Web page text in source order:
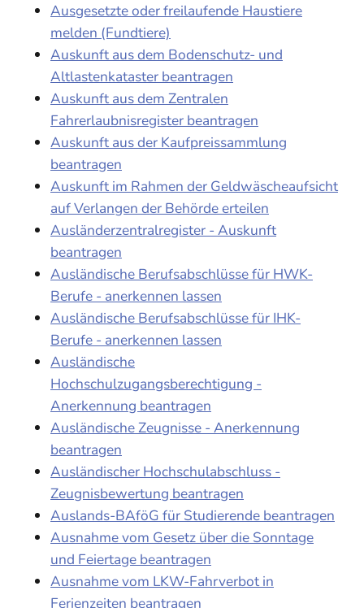
Ausgesetzte oder freilaufende Haustiere
melden (Fundtiere)
Auskunft aus dem Bodenschutz- und
Altlastenkataster beantragen
Auskunft aus dem Zentralen
Fahrerlaubnisregister beantragen
Auskunft aus der Kaufpreissammlung
beantragen
Auskunft im Rahmen der Geldwäscheaufsicht
auf Verlangen der Behörde erteilen
Ausländerzentralregister - Auskunft
beantragen
Ausländische Berufsabschlüsse für HWK-
Berufe - anerkennen lassen
Ausländische Berufsabschlüsse für IHK-
Berufe - anerkennen lassen
Ausländische
Hochschulzugangsberechtigung -
Anerkennung beantragen
Ausländische Zeugnisse - Anerkennung
beantragen
Ausländischer Hochschulabschluss -
Zeugnisbewertung beantragen
Auslands-BAföG für Studierende beantragen
Ausnahme vom Gesetz über die Sonntage
und Feiertage beantragen
Ausnahme vom LKW-Fahrverbot in
Ferienzeiten beantragen